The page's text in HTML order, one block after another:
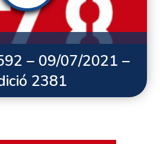
– 09/07/2021 –
2381